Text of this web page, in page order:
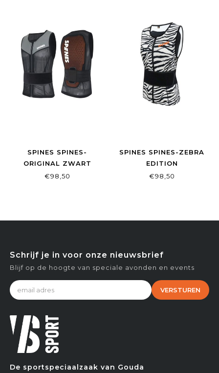
SPINES SPINES-
ORIGINAL ZWART
€98,50
SPINES SPINES-ZEBRA
EDITION
€98,50
De sportspeciaalzaak van Gouda
Schrijf je in voor onze nieuwsbrief
Blijf op de hoogte van speciale avonden en events
VERSTUREN